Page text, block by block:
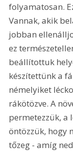
folyamatosan.
Vannak, akik
jobban
ez
beállítottuk
készítettünk a
némelyiket
rákötözve. A
permetezzük, a
öntözzük, hogy
tőzeg - amíg